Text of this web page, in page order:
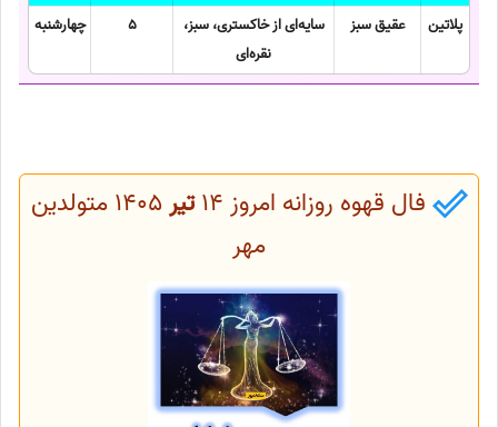
پلاتین
عقیق سبز
سایه‌ای از خاکستری، سبز،
نقره‌ای
5 چهارشنبه
فال قهوه روزانه امروز 14 تیر
1405 متولدین
مهر